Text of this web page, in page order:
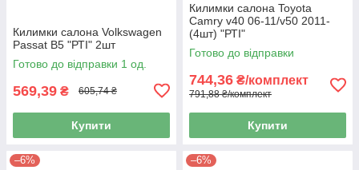
Килимки салона Volkswagen
Passat B5 "РТІ" 2шт
Готово до відправки 1 од.
569,39 ₴ 605,74 ₴
Купити
Килимки салона Toyota
Camry v40 06-11/v50 2011-
(4шт) "РТІ"
Готово до відправки
744,36 ₴/комплект
791,88 ₴/комплект
Купити
–6% –6%